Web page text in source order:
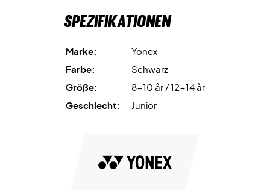
Spezifikationen
Marke:
Yonex
Farbe:
Schwarz
Größe:
8-10 år / 12-14 år
Geschlecht:
Junior